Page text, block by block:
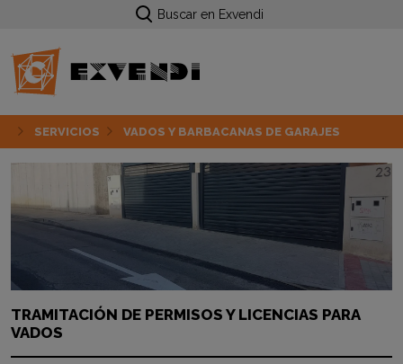
Buscar en Exvendi
SERVICIOS VADOS Y BARBACANAS DE GARAJES
TRAMITACIÓN DE PERMISOS Y LICENCIAS PARA
VADOS